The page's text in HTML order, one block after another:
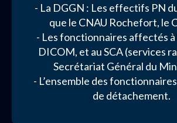
- La DGGN : Les effectifs PN
que le CNAU Rochefort, le
- Les fonctionnaires affectés à
DICOM, et au SCA (services
Secrétariat Général du
- L’ensemble des
de détachement.